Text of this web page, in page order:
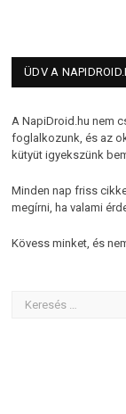
ÜDV A
A NapiDroid.hu nem
foglalkozunk, és az
kütyüt igyekszünk
Minden nap friss
megírni, ha valami
Kövess minket, és